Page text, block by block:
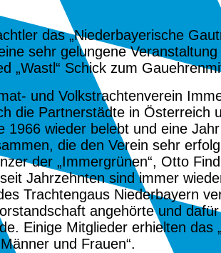
das „Niederbayerische
sehr gelungene
„Wastl“ Schick zum
und Volkstrachtenverein
die Partnerstädte in Österreich
1966 wieder belebt und eine
die den Verein sehr
der „Immergrünen“, Otto
Jahrzehnten sind immer
Trachtengaus Niederbayern
angehörte und
Einige Mitglieder erhielten das
und Frauen“.